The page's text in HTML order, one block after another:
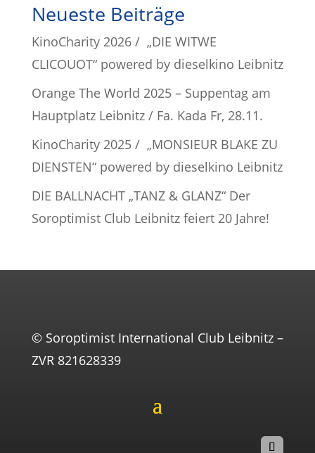
Neueste Beiträge
KinoCharity 2026 / „DIE WITWE
CLICOUOT“ powered by dieselkino Leibnitz
Orange The World 2025 – Suppentag am
Hauptplatz Leibnitz / Fa. Kada Fr, 28.11.
KinoCharity 2025 / „MONSIEUR BLAKE ZU
DIENSTEN“ powered by dieselkino Leibnitz
DIE BALLNACHT „TANZ & GLANZ“ Der
Soroptimist Club Leibnitz feiert 20 Jahre!
© Soroptimist International Club Leibnitz –
ZVR 821628339